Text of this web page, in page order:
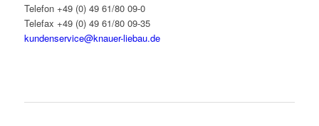
Telefon +49 (0) 49 61/80 09-0
Telefax +49 (0) 49 61/80 09-35
kundenservice@knauer-liebau.de